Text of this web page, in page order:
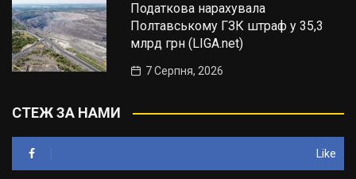
Податкова нарахувала
Полтавському ГЗК штраф у 35,3
млрд грн (LIGA.net)
7 Серпня, 2026
СТЕЖ ЗА НАМИ
Like